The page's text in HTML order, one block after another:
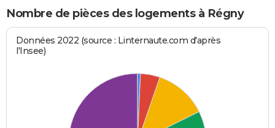
Nombre de pièces des logements à Régny
Données 2022 (source : Linternaute.com d'après
l'Insee)